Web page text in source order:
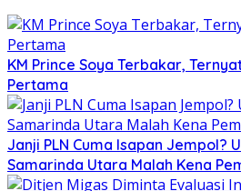
KM Prince Soya Terbakar,
Pertama
Janji PLN Cuma Isapan Jempol?
Samarinda Utara Malah Kena